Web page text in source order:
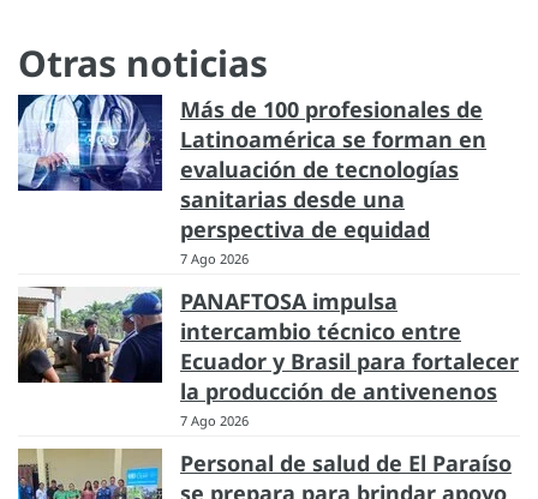
Otras noticias
Más de 100 profesionales de
Latinoamérica se forman en
evaluación de tecnologías
sanitarias desde una
perspectiva de equidad
7 Ago 2026
PANAFTOSA impulsa
intercambio técnico entre
Ecuador y Brasil para fortalecer
la producción de antivenenos
7 Ago 2026
Personal de salud de El Paraíso
se prepara para brindar apoyo